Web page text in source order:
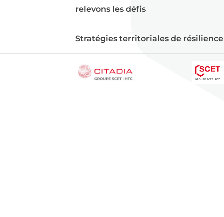
relevons les défis
Stratégies territoriales de résilience